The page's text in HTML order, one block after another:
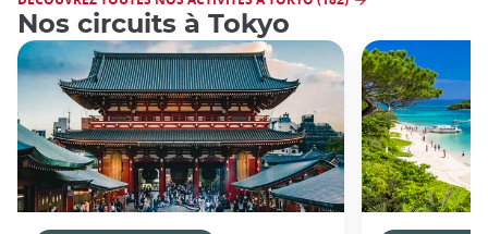
Nos circuits à Tokyo